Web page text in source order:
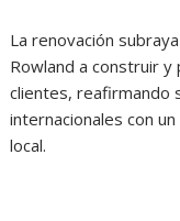
La renovación
Rowland a construir
clientes, reafirmando
internacionales con
local.